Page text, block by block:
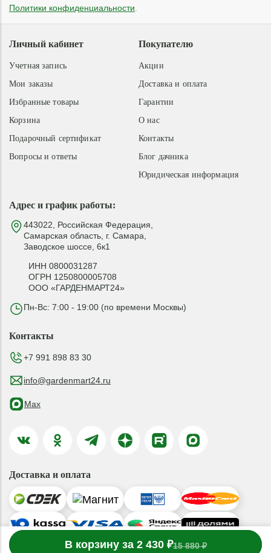
В корзину за 2 430 ₽15 880 ₽
1 товар в корзине
Политики конфиденциальности
Адрес и график работы:
443022, Российская Федерация,
Самарская область, г. Самара,
Заводское шоссе, 6к1
ИНН 0800031287
ОГРН 1250800005708
ООО «ГАРДЕНМАРТ24»
Пн-Вс: 7:00 - 19:00 (по времени Москвы)
Покупателю
Акции
Доставка и оплата
Гарантии
О нас
Контакты
Блог дачника
Юридическая информация
Личный кабинет
Учетная запись
Мои заказы
Избранные товары
Корзина
Подарочный сертификат
Вопросы и ответы
Контакты
+7 991 898 83 30
info@gardenmart24.ru
Max
Доставка и оплата
© 2019-2026 ООО «ГАРДЕНМАРТ24»